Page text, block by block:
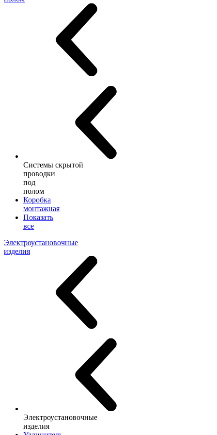
Системы скрытой
проводки
под
полом
Коробка
монтажная
Показать
все
Электроустановочные
изделия
Электроустановочные
изделия